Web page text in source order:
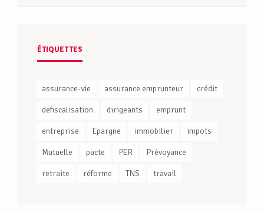
ÉTIQUETTES
assurance-vie assurance emprunteur crédit
defiscalisation dirigeants emprunt
entreprise Epargne immobilier impots
Mutuelle pacte PER Prévoyance
retraite réforme TNS travail